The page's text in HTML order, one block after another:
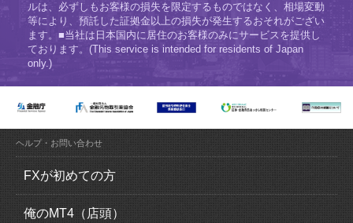
ルは、必ずしもお客様の損失を限定するものではなく、相場変動
等により、預託した証拠金以上の損失が発生するおそれがござい
ます。■当社は日本国内に居住のお客様のみにサービスを提供し
ております。(This service is intended for residents of Japan
only.)
ヘルプ・お問い合わせ
FXが初めての方
FX（外国為替証拠金取引）とは？
俺のMT4（店頭）